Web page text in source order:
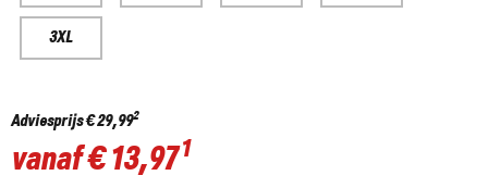
3XL
Adviesprijs€ 29,992
vanaf€ 13,971